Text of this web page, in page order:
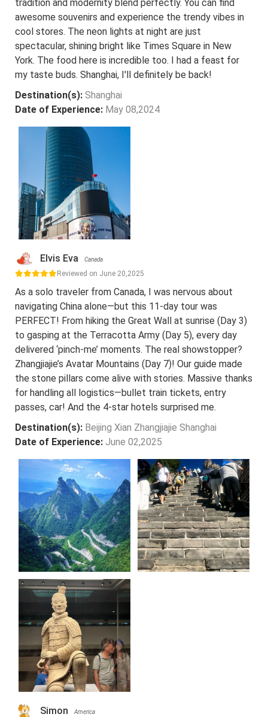
tradition and modernity blend perfectly. You can find
awesome souvenirs and experience the trendy vibes in
cool stores. The neon lights at night are just
spectacular, shining bright like Times Square in New
York. The food here is incredible too. I had a feast for
my taste buds. Shanghai, I'll definitely be back!
Destination(s): Shanghai
Date of Experience: May 08,2024
Elvis Eva Canada
Reviewed on June 20,2025
As a solo traveler from Canada, I was nervous about
navigating China alone—but this 11-day tour was
PERFECT! From hiking the Great Wall at sunrise (Day 3)
to gasping at the Terracotta Army (Day 5), every day
delivered ‘pinch-me’ moments. The real showstopper?
Zhangjiajie’s Avatar Mountains (Day 7)! Our guide made
the stone pillars come alive with stories. Massive thanks
for handling all logistics—bullet train tickets, entry
passes, car! And the 4-star hotels surprised me.
Destination(s): Beijing Xian Zhangjiajie Shanghai
Date of Experience: June 02,2025
Simon America